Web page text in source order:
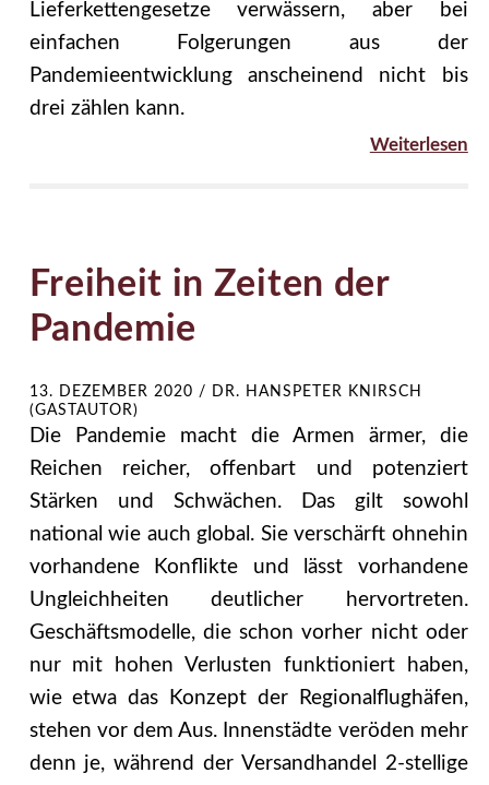
Lieferkettengesetze verwässern, aber bei
einfachen Folgerungen aus der
Pandemieentwicklung anscheinend nicht bis
drei zählen kann.
Weiterlesen
Freiheit in Zeiten der
Pandemie
13. DEZEMBER 2020 /
DR. HANSPETER KNIRSCH
(GASTAUTOR)
Die Pandemie macht die Armen ärmer, die
Reichen reicher, offenbart und potenziert
Stärken und Schwächen. Das gilt sowohl
national wie auch global. Sie verschärft ohnehin
vorhandene Konflikte und lässt vorhandene
Ungleichheiten deutlicher hervortreten.
Geschäftsmodelle, die schon vorher nicht oder
nur mit hohen Verlusten funktioniert haben,
wie etwa das Konzept der Regionalflughäfen,
stehen vor dem Aus. Innenstädte veröden mehr
denn je, während der Versandhandel 2-stellige